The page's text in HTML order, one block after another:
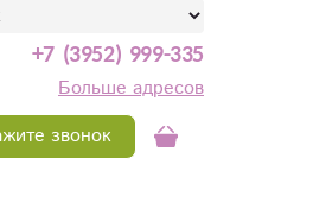
+7 (3952) 999-335
Больше адресов
звонок